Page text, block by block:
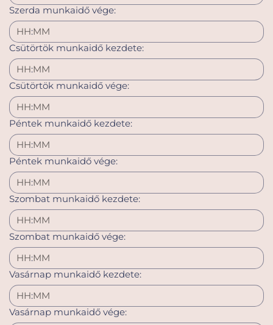
Szerda munkaidő vége:
:
Csütörtök munkaidő kezdete:
:
Csütörtök munkaidő vége:
:
Péntek munkaidő kezdete:
:
Péntek munkaidő vége:
:
Szombat munkaidő kezdete:
:
Szombat munkaidő vége:
:
Vasárnap munkaidő kezdete:
:
Vasárnap munkaidő vége: